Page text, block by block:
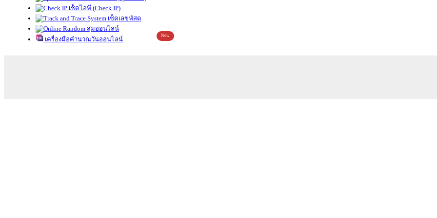
เช็คไอพี (Check IP)
เช็คเลขพัสดุ
สุ่มออนไลน์
เครื่องมือคำนวณวันออนไลน์
New